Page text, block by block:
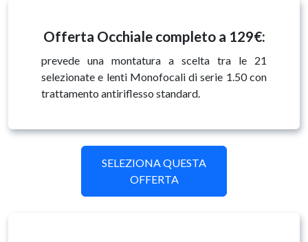
Offerta Occhiale completo a 129€:
prevede una montatura a scelta tra le 21
selezionate e lenti Monofocali di serie 1.50 con
trattamento antiriflesso standard.
SELEZIONA QUESTA
OFFERTA